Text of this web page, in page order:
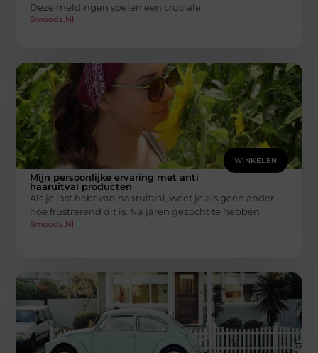
Deze meldingen spelen een cruciale
Smoods.nl
WINKELEN
Mijn persoonlijke ervaring met anti
haaruitval producten
Als je last hebt van haaruitval, weet je als geen ander
hoe frustrerend dit is. Na jaren gezocht te hebben
Smoods.nl